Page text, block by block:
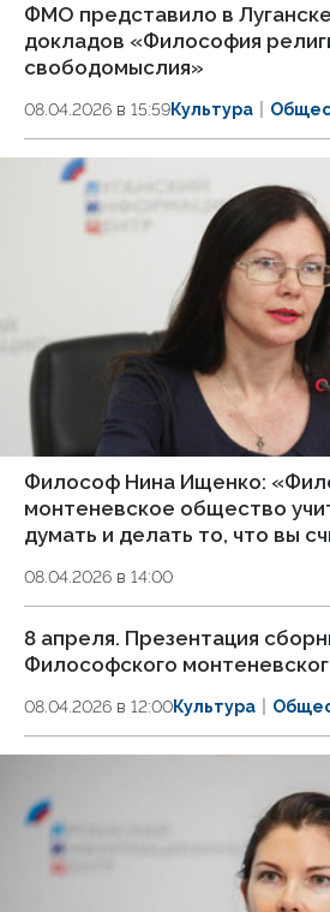
ФМО представило в
докладов «Философия
свободомыслия»
08.04.2026 в 15:59Культура
Философ Нина Ищенко:
монтеневское общество
думать и делать то, что вы
08.04.2026 в 14:00
8 апреля. Презентация
Философского
08.04.2026 в 12:00Культура